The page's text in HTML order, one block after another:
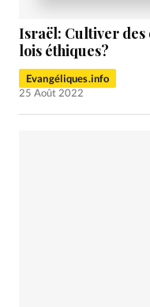
Israël: Cultiver des
lois éthiques?
Evangéliques.info
25 Août 2022